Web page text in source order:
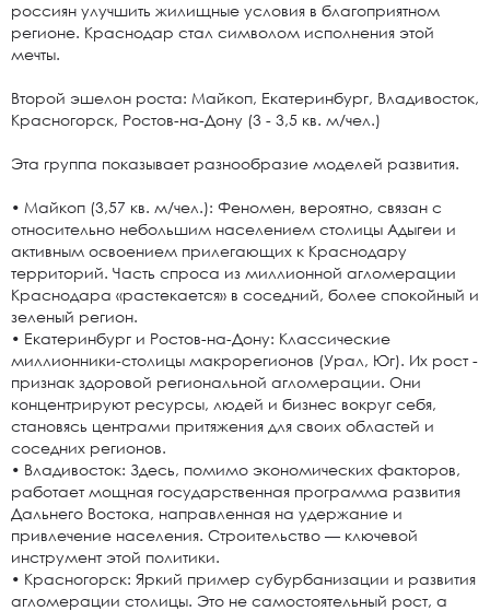
россиян улучшить жилищные условия в благоприятном
регионе. Краснодар стал символом исполнения этой
мечты.
Второй эшелон роста: Майкоп, Екатеринбург, Владивосток,
Красногорск, Ростов-на-Дону (3 - 3,5 кв. м/чел.)
Эта группа показывает разнообразие моделей развития.
• Майкоп (3,57 кв. м/чел.): Феномен, вероятно, связан с
относительно небольшим населением столицы Адыгеи и
активным освоением прилегающих к Краснодару
территорий. Часть спроса из миллионной агломерации
Краснодара «растекается» в соседний, более спокойный и
зеленый регион.
• Екатеринбург и Ростов-на-Дону: Классические
миллионники-столицы макрорегионов (Урал, Юг). Их рост -
признак здоровой региональной агломерации. Они
концентрируют ресурсы, людей и бизнес вокруг себя,
становясь центрами притяжения для своих областей и
соседних регионов.
• Владивосток: Здесь, помимо экономических факторов,
работает мощная государственная программа развития
Дальнего Востока, направленная на удержание и
привлечение населения. Строительство — ключевой
инструмент этой политики.
• Красногорск: Яркий пример субурбанизации и развития
агломерации столицы. Это не самостоятельный рост, а